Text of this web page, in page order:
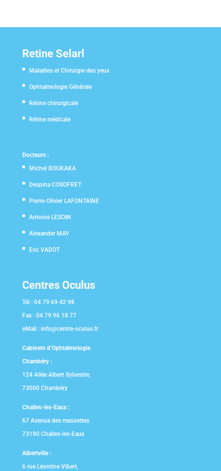
Retine Selarl
Maladies et Chirurgie des yeux
Ophtalmologie Générale
Rétine chirurgicale
Rétine médicale
Docteurs :
Michel BOUKAKA
Despina COSOFRET
Pierre-Olivier LAFONTAINE
Antoine LESOIN
Alexander MAY
Eric VADOT
Centres Oculus
Tél : 04 79 69 42 98
Fax : 04 79 96 18 77
eMail : info@centre-oculus.fr
Cabinets d’Ophtalmologie
Chambéry :
124 Allée Albert Sylvestre,
73000 Chambéry
Challes-les-Eaux :
67 Avenue des massettes
73190 Challes-les-Eaux
Albertville :
6 rue Léontine Vibert,